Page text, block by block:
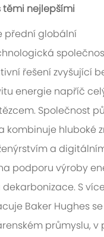
těmi nejlepšími
přední globální
řešení zvyšující
energie napříč
Společnost
kombinuje hluboké
a
podporu výroby
S
Baker Hughes se
průmyslu, v